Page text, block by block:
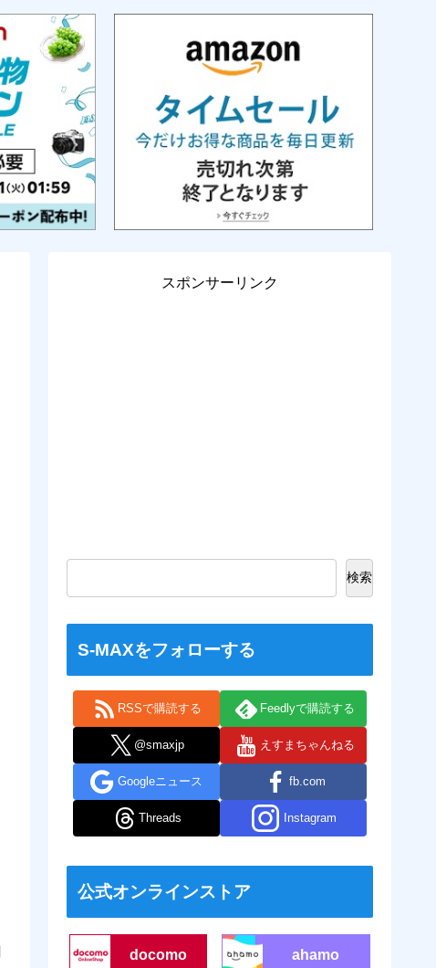
スポンサーリンク
検索
S-MAXをフォローする
RSSで購読する Feedlyで購読する
@smaxjp えすまちゃんねる
Googleニュース fb.com
Threads Instagram
公式オンラインストア
docomo ahamo